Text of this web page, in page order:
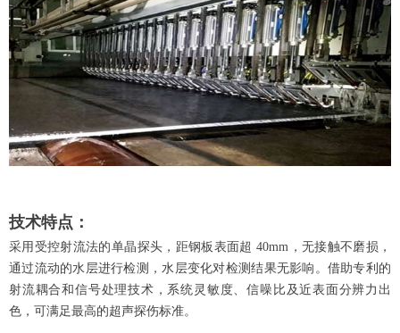
技术特点：
采用受控射流法的单晶探头，距钢板表面超 40mm，无接触不磨损，
通过流动的水层进行检测，水层变化对检测结果无影响。借助专利的
射流耦合和信号处理技术，系统灵敏度、信噪比及近表面分辨力出
色，可满足最高的超声探伤标准。